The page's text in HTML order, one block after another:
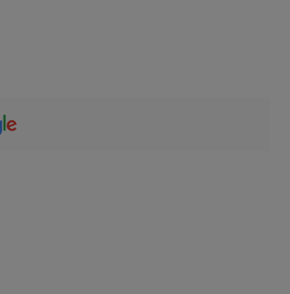
Alberto Moravia, Jean Paul
Federico Fellini, Marcello
Audrey Hepburn und Gregory